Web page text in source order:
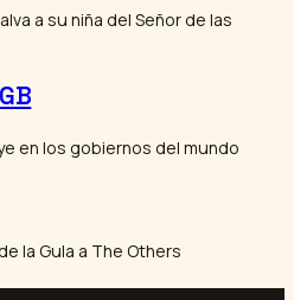
a su niña del Señor de las
en los gobiernos del mundo
la Gula a The Others